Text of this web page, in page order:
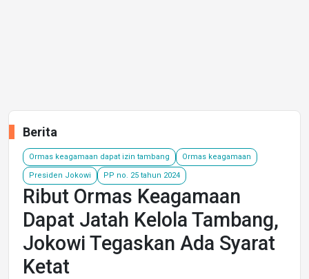
Berita
Ormas keagamaan dapat izin tambang Ormas keagamaan
Presiden Jokowi PP no. 25 tahun 2024
Ribut Ormas Keagamaan
Dapat Jatah Kelola Tambang,
Jokowi Tegaskan Ada Syarat
Ketat